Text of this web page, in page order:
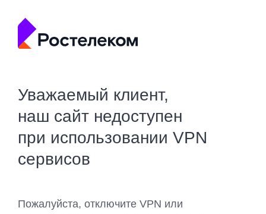
Уважаемый клиент,
наш сайт недоступен
при использовании VPN
сервисов
Пожалуйста, отключите VPN или